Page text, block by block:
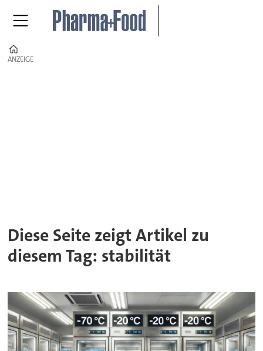
ANZEIGE
ANZEIGE
Diese Seite zeigt Artikel zu
diesem Tag: stabilität